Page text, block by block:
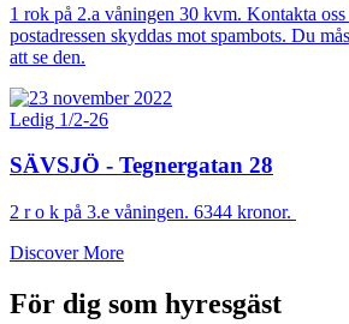
1 rok på 2.a våningen 30 kvm. Kontakta
postadressen skyddas mot spambots. Du
att se den.
Ledig 1/2-26
SÄVSJÖ - Tegnergatan 28
2 r o k på 3.e våningen. 6344 kronor.
Discover More
För dig som hyresgäst